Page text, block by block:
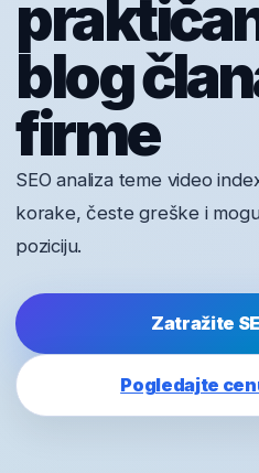
blog
firme
SEO analiza teme video
korake, česte greške i
poziciju.
Zatražite
Pogledajte